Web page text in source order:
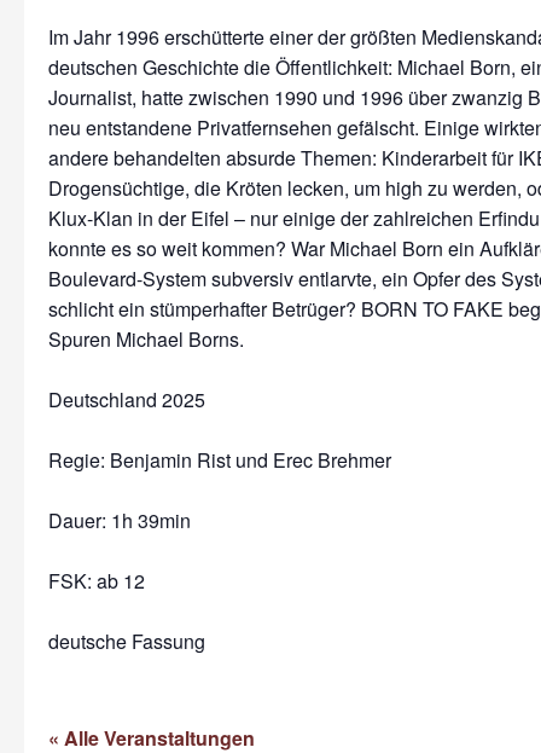
Im Jahr 1996 erschütterte einer der größten
deutschen Geschichte die Öffentlichkeit: Michael Born,
Journalist, hatte zwischen 1990 und 1996 über zwanzig
neu entstandene Privatfernsehen gefälscht. Einige
andere behandelten absurde Themen: Kinderarbeit für
Drogensüchtige, die Kröten lecken, um high zu werden,
Klux-Klan in der Eifel – nur einige der zahlreichen
konnte es so weit kommen? War Michael Born ein
Boulevard-System subversiv entlarvte, ein Opfer des
schlicht ein stümperhafter Betrüger? BORN TO FAKE
Spuren Michael Borns.
Deutschland 2025
Regie: Benjamin Rist und Erec Brehmer
Dauer: 1h 39min
FSK: ab 12
deutsche Fassung
« Alle Veranstaltungen